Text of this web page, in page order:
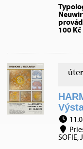
100 Kč
SOFIE,